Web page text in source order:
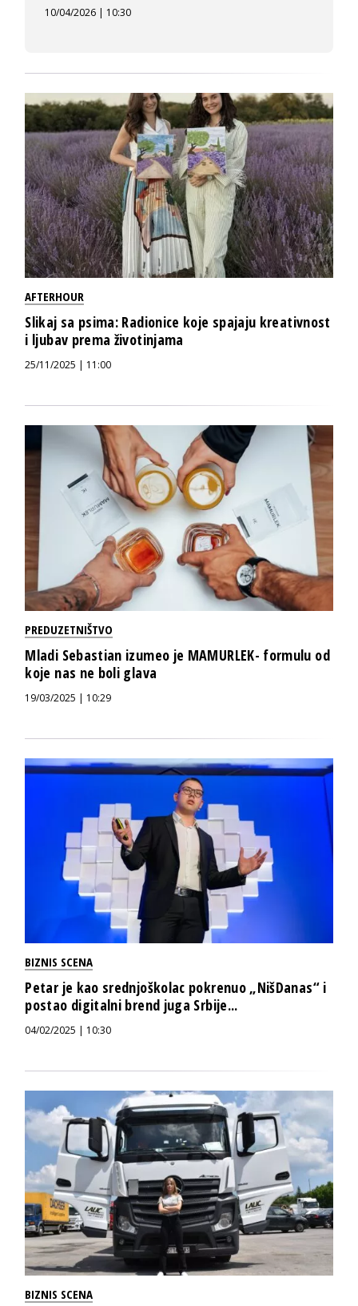
10/04/2026 | 10:30
AFTERHOUR
Slikaj sa psima: Radionice koje spajaju kreativnost
i ljubav prema životinjama
25/11/2025 | 11:00
PREDUZETNIŠTVO
Mladi Sebastian izumeo je MAMURLEK- formulu od
koje nas ne boli glava
19/03/2025 | 10:29
BIZNIS SCENA
Petar je kao srednjoškolac pokrenuo „NišDanas“ i
postao digitalni brend juga Srbije...
04/02/2025 | 10:30
BIZNIS SCENA